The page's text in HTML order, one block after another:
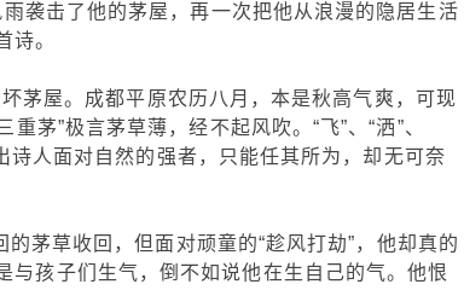
袭击了他的茅屋，再一次把他从浪漫的隐居生活
诗。
屋。成都平原农历八月，本是秋高气爽，可现
茅”极言茅草薄，经不起风吹。“飞”、“洒”、
诗人面对自然的强者，只能任其所为，却无可奈
草收回，但面对顽童的“趁风打劫”，他却真的
孩子们生气，倒不如说他在生自己的气。他恨